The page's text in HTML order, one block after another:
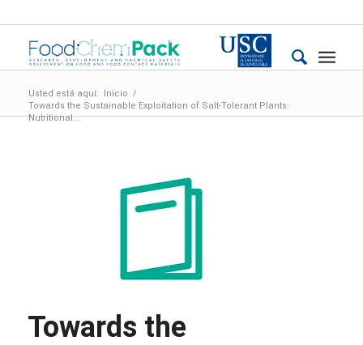
Usted está aquí: Inicio /
Towards the Sustainable Exploitation of Salt-Tolerant Plants:
Nutritional...
Towards the